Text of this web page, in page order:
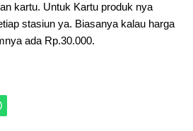
kartu. Untuk Kartu produk nya
stasiun ya. Biasanya kalau harga
ada Rp.30.000.